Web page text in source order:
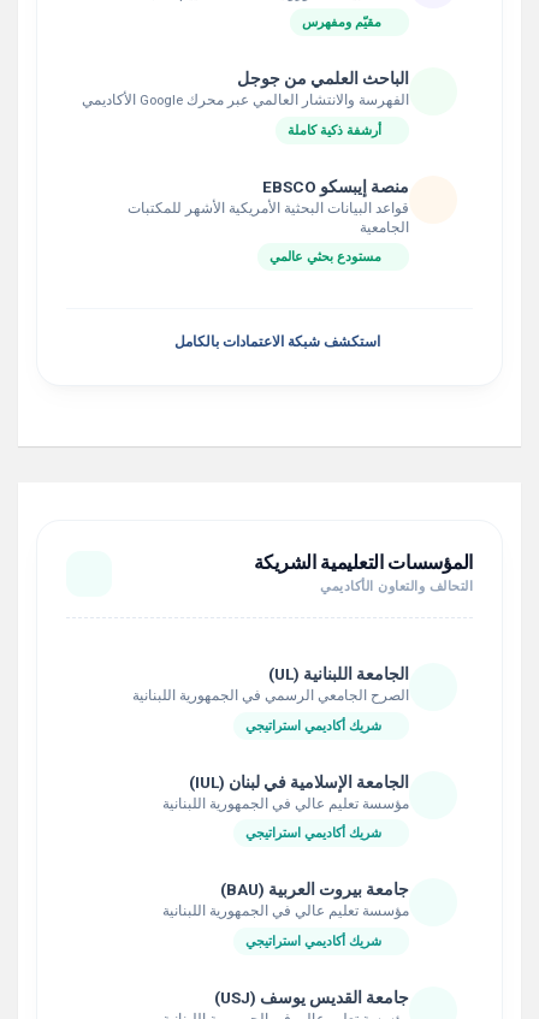
مقيّم ومفهرس
الباحث العلمي من جوجل
الفهرسة والانتشار العالمي عبر محرك Google الأكاديمي
أرشفة ذكية كاملة
منصة إيبسكو EBSCO
قواعد البيانات البحثية الأمريكية الأشهر للمكتبات
الجامعية
مستودع بحثي عالمي
استكشف شبكة الاعتمادات بالكامل
المؤسسات التعليمية الشريكة
التحالف والتعاون الأكاديمي
الجامعة اللبنانية (UL)
الصرح الجامعي الرسمي في الجمهورية اللبنانية
شريك أكاديمي استراتيجي
الجامعة الإسلامية في لبنان (IUL)
مؤسسة تعليم عالي في الجمهورية اللبنانية
شريك أكاديمي استراتيجي
جامعة بيروت العربية (BAU)
مؤسسة تعليم عالي في الجمهورية اللبنانية
شريك أكاديمي استراتيجي
جامعة القديس يوسف (USJ)